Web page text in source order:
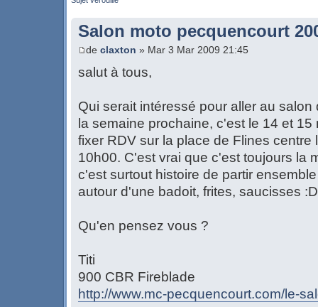
Salon moto pecquencourt
de claxton » Mar 3 Mar 2009 21:45
salut à tous,
Qui serait intéressé pour aller au
la semaine prochaine, c'est le 14 et
fixer RDV sur la place de Flines centre
10h00. C'est vrai que c'est toujours la
c'est surtout histoire de partir
autour d'une badoit, frites, saucisses :D
Qu'en pensez vous ?
Titi
900 CBR Fireblade
http://www.mc-pecquencourt.com/le-